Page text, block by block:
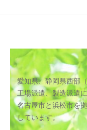
愛知県、静岡県西部
工場派遣、製造派遣
名古屋市と浜松市を
しています。